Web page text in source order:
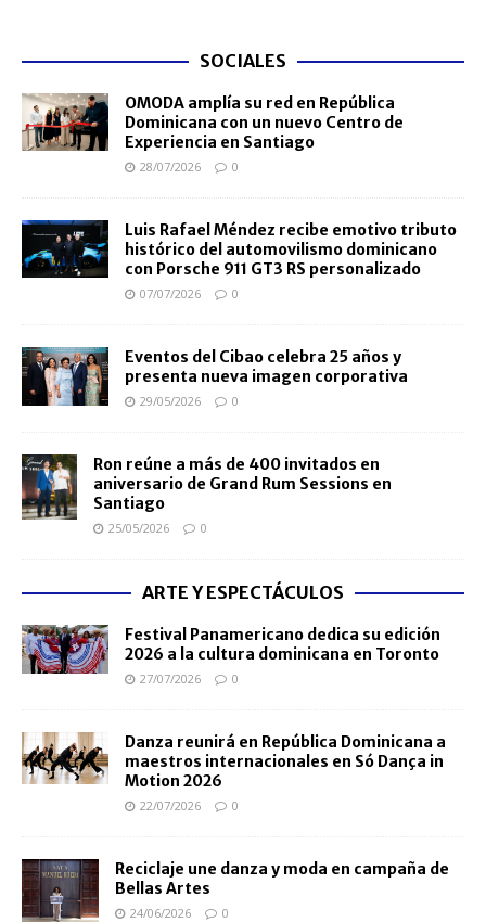
SOCIALES
OMODA amplía su red en República
Dominicana con un nuevo Centro de
Experiencia en Santiago
28/07/2026 0
Luis Rafael Méndez recibe emotivo tributo
histórico del automovilismo dominicano
con Porsche 911 GT3 RS personalizado
07/07/2026 0
Eventos del Cibao celebra 25 años y
presenta nueva imagen corporativa
29/05/2026 0
Ron reúne a más de 400 invitados en
aniversario de Grand Rum Sessions en
Santiago
25/05/2026 0
ARTE Y ESPECTÁCULOS
Festival Panamericano dedica su edición
2026 a la cultura dominicana en Toronto
27/07/2026 0
Danza reunirá en República Dominicana a
maestros internacionales en Só Dança in
Motion 2026
22/07/2026 0
Reciclaje une danza y moda en campaña de
Bellas Artes
24/06/2026 0